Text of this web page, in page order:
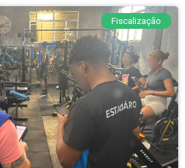
Fiscalização